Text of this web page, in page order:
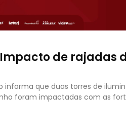
de rajadas
informa que duas torres de
foram impactadas com as